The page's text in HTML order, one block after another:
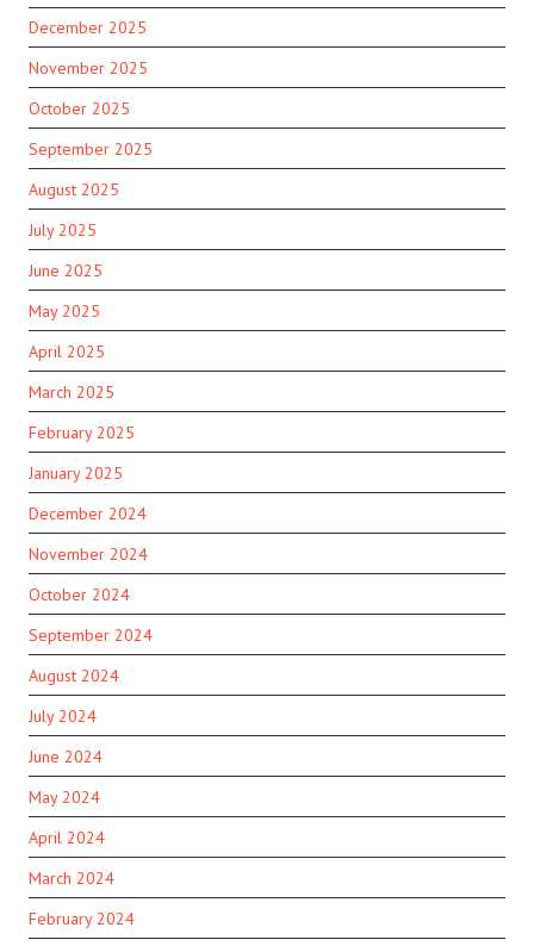
December 2025
November 2025
October 2025
September 2025
August 2025
July 2025
June 2025
May 2025
April 2025
March 2025
February 2025
January 2025
December 2024
November 2024
October 2024
September 2024
August 2024
July 2024
June 2024
May 2024
April 2024
March 2024
February 2024